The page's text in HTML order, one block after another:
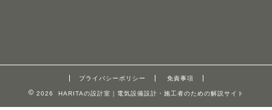
プライバシーポリシー 免責事項
2026 HARITAの設計室｜電気設備設計・施工者のための解説サイト